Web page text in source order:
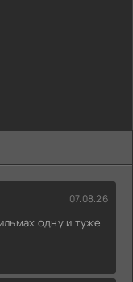
07.08.26
одну и туже